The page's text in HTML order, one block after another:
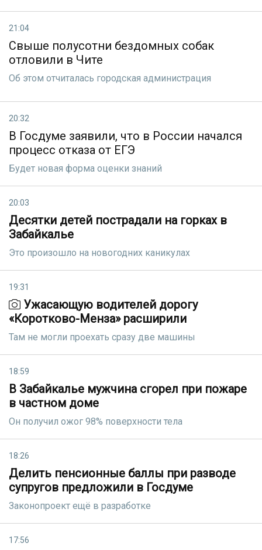
21:04
Свыше полусотни бездомных собак
отловили в Чите
Об этом отчиталась городская администрация
20:32
В Госдуме заявили, что в России начался
процесс отказа от ЕГЭ
Будет новая форма оценки знаний
20:03
Десятки детей пострадали на горках в
Забайкалье
Это произошло на новогодних каникулах
19:31
Ужасающую водителей дорогу
«Коротково-Менза» расширили
Там не могли проехать сразу две машины
18:59
В Забайкалье мужчина сгорел при пожаре
в частном доме
Он получил ожог 98% поверхности тела
18:26
Делить пенсионные баллы при разводе
супругов предложили в Госдуме
Законопроект ещё в разработке
17:56